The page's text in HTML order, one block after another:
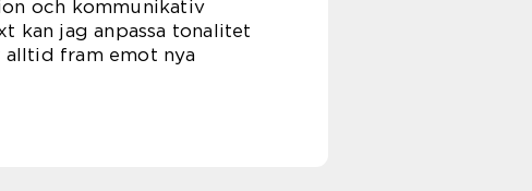
och kommunikativ
kan jag anpassa tonalitet
alltid fram emot nya